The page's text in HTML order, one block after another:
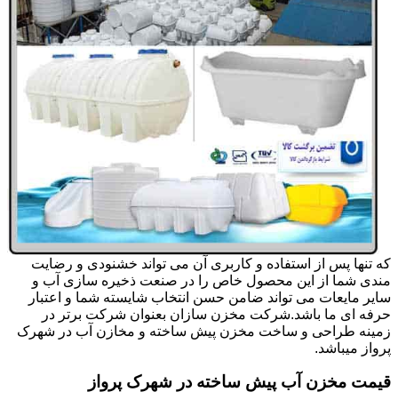
که تنها پس از استفاده و کاربری آن می تواند خشنودی و رضایت
مندی شما از این محصول خاص را در صنعت ذخیره سازی آب و
سایر مایعات می تواند ضامن حسن انتخاب شایسته شما و اعتبار
حرفه ای ما باشد.شرکت مخزن سازان بعنوان شرکت برتر در
زمینه طراحی و ساخت مخزن پیش ساخته و مخازن آب در شهرک
پرواز میباشد.
قیمت مخزن آب پیش ساخته در شهرک پرواز